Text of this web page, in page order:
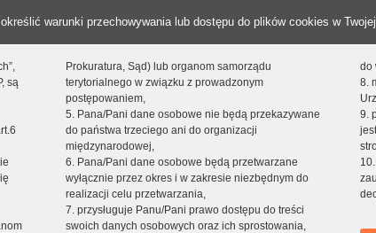
warunki przechowywania lub dostępu do plików cookies w
są
Prokuratura, Sąd) lub organom samorządu
terytorialnego w związku z prowadzonym
postępowaniem,
5. Pana/Pani dane osobowe nie będą przekazywane
do państwa trzeciego ani do organizacji
międzynarodowej,
6. Pana/Pani dane osobowe będą przetwarzane
wyłącznie przez okres i w zakresie niezbędnym do
realizacji celu przetwarzania,
7. przysługuje Panu/Pani prawo dostępu do treści
swoich danych osobowych oraz ich sprostowania,
do
8.
9.